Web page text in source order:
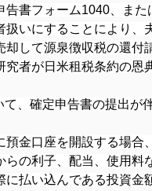
告書フォーム1040、ま
扱いにすることにより
却して源泉徴収税の還
究者が日米租税条約の
、確定申告書の提出
預金口座を開設する場合
らの利子、配当、使用
払い込んである投資金